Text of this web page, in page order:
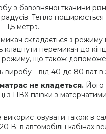
з бавовняної тканини
Тепло поширюється
1,5 метра.
складається з
клацнути перемикач до
що також допоможе
виробу – від 40 до 80 ват
не кладеться. Його
з ПВХ плівки з
також в
В; в автомобілі і кабінах